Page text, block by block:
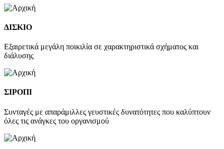
ΔΙΣΚΙΟ
Εξαιρετικά μεγάλη ποικιλία σε χαρακτηριστικά σχήματος και
διάλυσης
ΣΙΡΟΠΙ
Συνταγές με απαράμιλλες γευστικές δυνατότητες που καλύπτουν
όλες τις ανάγκες του οργανισμού